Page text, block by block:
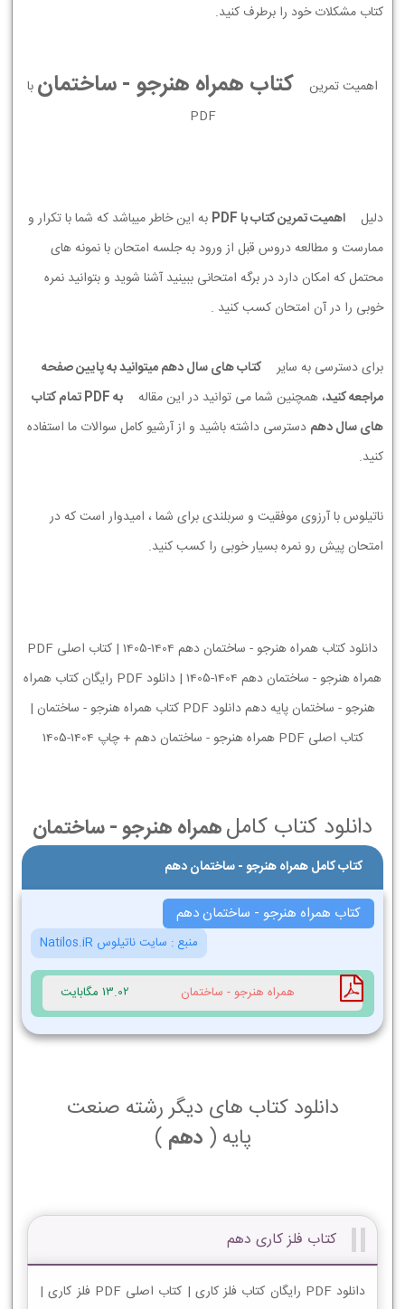
کتاب مشکلات خود را برطرف کنید.
اهمیت تمرین کتاب همراه هنرجو - ساختمان با
PDF
دلیل اهمیت تمرین کتاب با PDF
به این خاطر میباشد که شما با تکرار و
ممارست و مطالعه دروس قبل از ورود به جلسه امتحان با نمونه های
محتمل که امکان دارد در برگه امتحانی ببینید آشنا شوید و بتوانید نمره
خوبی را در آن امتحان کسب کنید .
برای دسترسی به سایر
کتاب های سال دهم میتوانید به پایین صفحه
مراجعه کنید، همچنین شما می توانید در این مقاله
به PDF تمام کتاب
های سال دهم دسترسی داشته باشید و از آرشیو کامل سوالات ما استفاده
کنید.
ناتیلوس با آرزوی موفقیت و سربلندی برای شما ، امیدوار است که در
امتحان پیش رو نمره بسیار خوبی را کسب کنید.
دانلود کتاب همراه هنرجو - ساختمان دهم 1404-1405 | کتاب اصلی PDF
همراه هنرجو - ساختمان دهم 1404-1405 | دانلود PDF رایگان کتاب همراه
هنرجو - ساختمان پایه دهم دانلود PDF کتاب همراه هنرجو - ساختمان |
کتاب اصلی PDF همراه هنرجو - ساختمان دهم + چاپ 1404-1405
دانلود کتاب کاملهمراه هنرجو - ساختمان
کتاب کامل همراه هنرجو - ساختمان دهم
کتاب همراه هنرجو - ساختمان دهم
منبع : سایت ناتیلوس Natilos.iR
همراه هنرجو - ساختمان 13.02 مگابایت
دانلود کتاب های دیگر رشته صنعت
پایه ( دهم )
کتاب فلز کاری دهم
دانلود PDF رایگان کتاب فلز کاری | کتاب اصلی PDF فلز کاری |